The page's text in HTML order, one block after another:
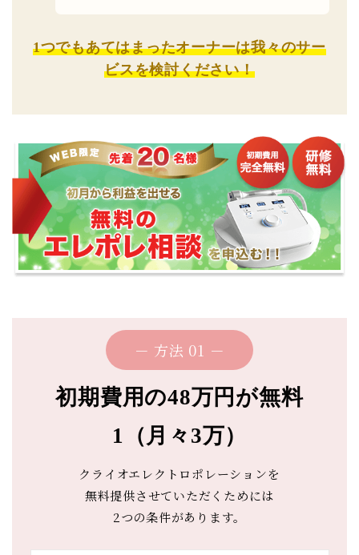
1つでもあてはまったオーナーは我々のサー
ビスを検討ください！
－ 方法 01 －
初期費用の48万円が無料
1（月々3万）
クライオエレクトロポレーションを
無料提供させていただくためには
2つの条件があります。